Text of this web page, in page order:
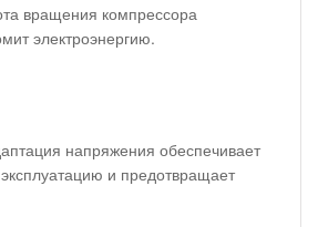
вращения компрессора
электроэнергию.
напряжения обеспечивает
и предотвращает